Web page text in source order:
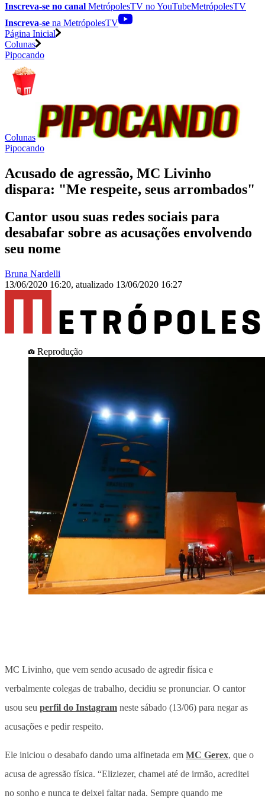
Inscreva-se no canal MetrópolesTV noYouTubeMetrópolesTV
Inscreva-se na MetrópolesTV
Página Inicial
Colunas
Pipocando
Colunas
Pipocando
Acusado de agressão, MC Livinho
dispara: "Me respeite, seus arrombados"
Cantor usou suas redes sociais para
desabafar sobre as acusações envolvendo
seu nome
Bruna Nardelli
13/06/2020 16:20, atualizado 13/06/2020 16:27
Reprodução
MC Livinho, que vem sendo acusado de agredir física e
verbalmente colegas de trabalho, decidiu se pronunciar. O cantor
usou seu perfil do Instagram neste sábado (13/06) para negar as
acusações e pedir respeito.
Ele iniciou o desabafo dando uma alfinetada em MC Gerex, que o
acusa de agressão física. “Eliziezer, chamei até de irmão, acreditei
no sonho e nunca te deixei faltar nada. Sempre quando me